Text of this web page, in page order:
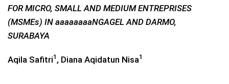
FOR MICRO, SMALL AND MEDIUM ENTREPRISES
(MSMEs) IN aaaaaaaaNGAGEL AND DARMO,
SURABAYA
Aqila Safitri1 , Diana Aqidatun Nisa1